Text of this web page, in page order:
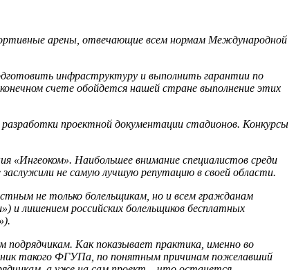
арены, отвечающие всем нормам Международной
инфраструктуру и выполнить гарантии по
счете обойдется нашей стране выполнение этих
проектной документации стадионов. Конкурсы
Наибольшее внимание специалистов среди
не самую лучшую репутацию в своей области.
не только болельщикам, но и всем гражданам
и лишением российских болельщиков бесплатных
подрядчикам. Как показывает практика, именно во
такого ФГУПа, по понятным причинам пожелавший